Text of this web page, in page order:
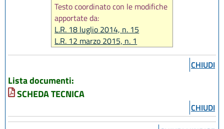
Testo coordinato con le modifiche
apportate da:
L.R. 18 luglio 2014, n. 15
L.R. 12 marzo 2015, n. 1
L.R. 29 luglio 2015, n. 12
L.R. 27 dicembre 2017, n.25
L.R. 20 dicembre 2018, n. 21
L.R. 30 luglio 2019, n. 13
L.R. 27 dicembre 2022, n. 23
CHIUDI
Lista documenti:
SCHEDA TECNICA
CHIUDI